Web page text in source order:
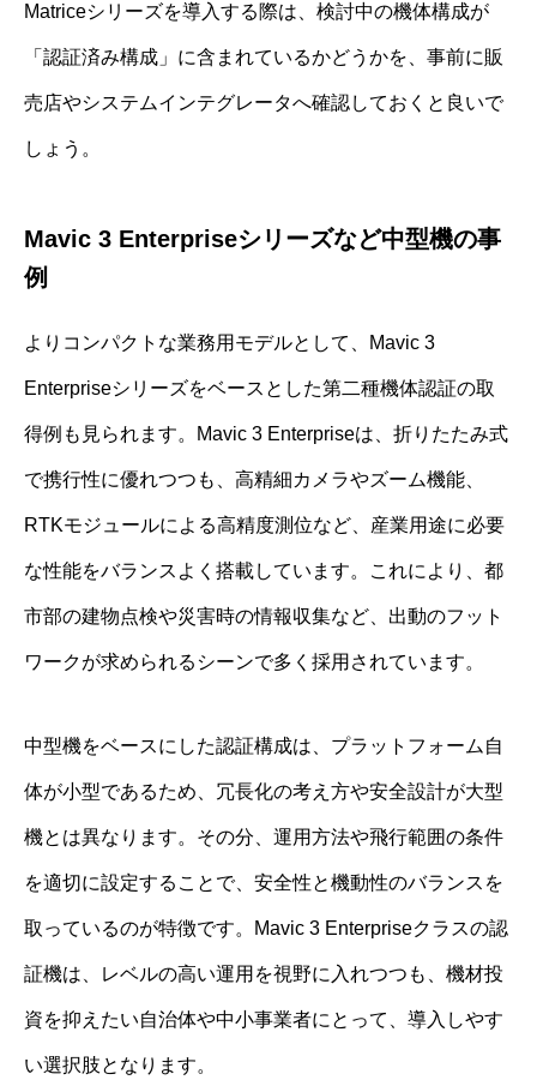
Matriceシリーズを導入する際は、検討中の機体構成が
「認証済み構成」に含まれているかどうかを、事前に販
売店やシステムインテグレータへ確認しておくと良いで
しょう。
Mavic 3 Enterpriseシリーズなど中型機の事
例
よりコンパクトな業務用モデルとして、Mavic 3
Enterpriseシリーズをベースとした第二種機体認証の取
得例も見られます。Mavic 3 Enterpriseは、折りたたみ式
で携行性に優れつつも、高精細カメラやズーム機能、
RTKモジュールによる高精度測位など、産業用途に必要
な性能をバランスよく搭載しています。これにより、都
市部の建物点検や災害時の情報収集など、出動のフット
ワークが求められるシーンで多く採用されています。
中型機をベースにした認証構成は、プラットフォーム自
体が小型であるため、冗長化の考え方や安全設計が大型
機とは異なります。その分、運用方法や飛行範囲の条件
を適切に設定することで、安全性と機動性のバランスを
取っているのが特徴です。Mavic 3 Enterpriseクラスの認
証機は、レベルの高い運用を視野に入れつつも、機材投
資を抑えたい自治体や中小事業者にとって、導入しやす
い選択肢となります。